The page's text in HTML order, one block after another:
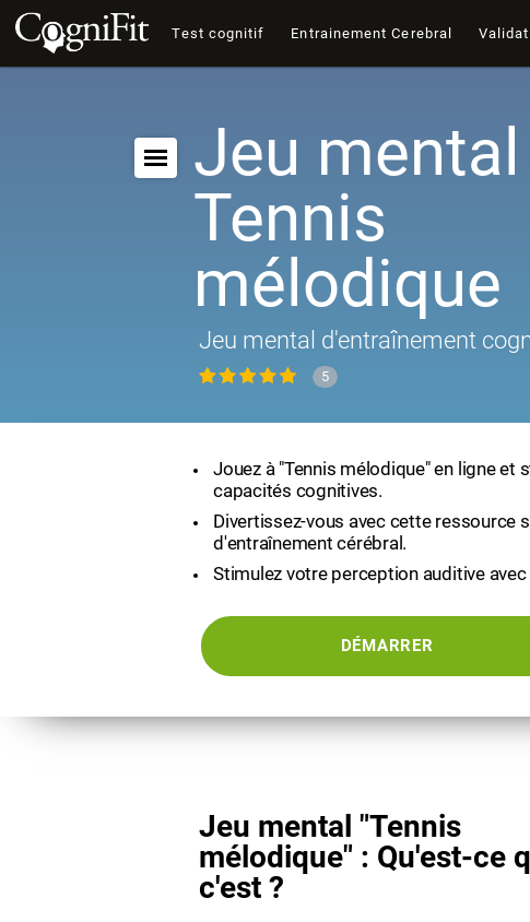
Test cognitif Entrainement Cerebral
Jeu mental
Tennis
mélodique
Jeu mental d'entraînement
5
Jouez à "Tennis mélodique" en ligne et
capacités cognitives.
Divertissez-vous avec cette ressource
d'entraînement cérébral.
Stimulez votre perception auditive avec
DÉMARRER
Jeu mental "Tennis
mélodique" : Qu'est-ce
c'est ?